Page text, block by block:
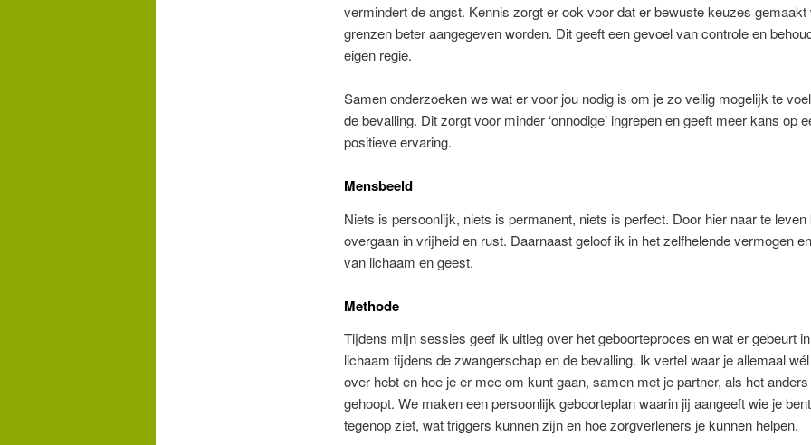
vermindert de angst. Kennis zorgt er ook voor dat er bewuste keuzes gemaakt
grenzen beter aangegeven worden. Dit geeft een gevoel van controle en
eigen regie.
Samen onderzoeken we wat er voor jou nodig is om je zo veilig mogelijk te
de bevalling. Dit zorgt voor minder ‘onnodige’ ingrepen en geeft meer kans op
positieve ervaring.
Mensbeeld
Niets is persoonlijk, niets is permanent, niets is perfect. Door hier naar te leven
overgaan in vrijheid en rust. Daarnaast geloof ik in het zelfhelende vermogen
van lichaam en geest.
Methode
Tijdens mijn sessies geef ik uitleg over het geboorteproces en wat er gebeurt
lichaam tijdens de zwangerschap en de bevalling. Ik vertel waar je allemaal
over hebt en hoe je er mee om kunt gaan, samen met je partner, als het
gehoopt. We maken een persoonlijk geboorteplan waarin jij aangeeft wie je
tegenop ziet, wat triggers kunnen zijn en hoe zorgverleners je kunnen helpen.